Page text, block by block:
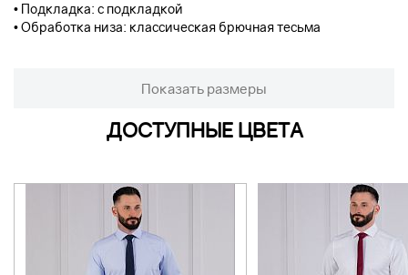
• Подкладка: с подкладкой
• Обработка низа: классическая брючная тесьма
Показать размеры
ДОСТУПНЫЕ ЦВЕТА